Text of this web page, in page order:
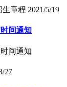
生章程 2021/5/19
间通知
间通知
27